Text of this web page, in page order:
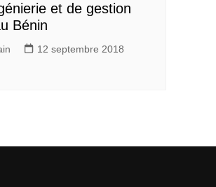
et de gestion
Bénin
12 septembre 2018